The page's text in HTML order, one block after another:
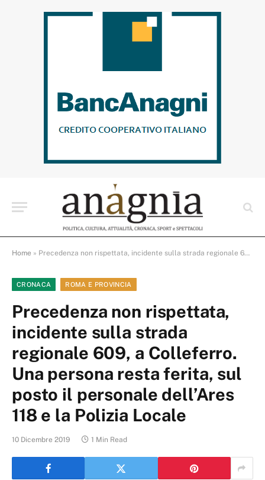
Home » Precedenza non rispettata, incidente sulla strada regionale 609, a Colleferro. Una persona resta ferita, sul posto il personale dell’Ares 118 e la Polizia Locale
CRONACA ROMA E PROVINCIA
Precedenza non rispettata,
incidente sulla strada
regionale 609, a Colleferro.
Una persona resta ferita, sul
posto il personale dell’Ares
118 e la Polizia Locale
10 Dicembre 2019 1 Min Read